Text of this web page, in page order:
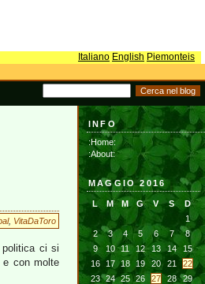
Italiano English Piemonteis
, VitaDaToro
politica ci si
e con molte
INFO
:Home:
:About:
MAGGIO 2016
L M M G V S
D
1
2
3 4 5 6 7
8
9
10 11 12 13 14
15
16
17 18 19 20 21
22
23 24 25 26 27 28
29